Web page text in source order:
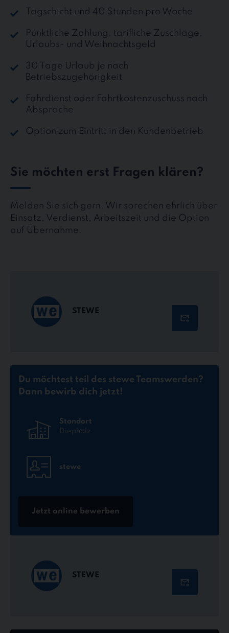
Tagschicht und 40 Stunden pro Woche
Pünktliche Zahlung, tarifliche Zuschläge,
Urlaubs- und Weihnachtsgeld
30 Tage Urlaub je nach
Betriebszugehörigkeit
Fahrdienst oder Fahrtkostenzuschuss nach
Absprache
Option zum Eintritt in den Kundenbetrieb
Sie möchten erst Fragen klären?
Melden Sie sich gern. Wir sprechen ehrlich über
Einsatz, Verdienst, Arbeitszeit und die Option
auf Übernahme.
STEWE
Du möchtest teil des stewe Teamswerden?
Dann bewirb dich jetzt!
Standort
Diepholz
stewe
Jetzt online bewerben
STEWE